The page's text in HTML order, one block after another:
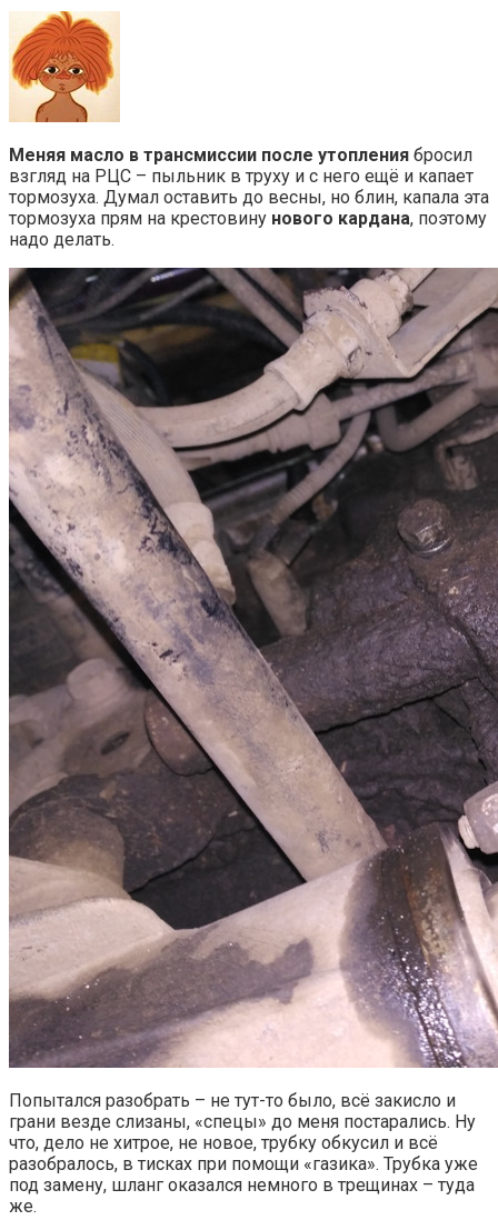
Меняя масло в трансмиссии после утопления бросил
взгляд на РЦС – пыльник в труху и с него ещё и капает
тормозуха. Думал оставить до весны, но блин, капала эта
тормозуха прям на крестовину нового кардана, поэтому
надо делать.
Попытался разобрать – не тут-то было, всё закисло и
грани везде слизаны, «спецы» до меня постарались. Ну
что, дело не хитрое, не новое, трубку обкусил и всё
разобралось, в тисках при помощи «газика». Трубка уже
под замену, шланг оказался немного в трещинах – туда
же.